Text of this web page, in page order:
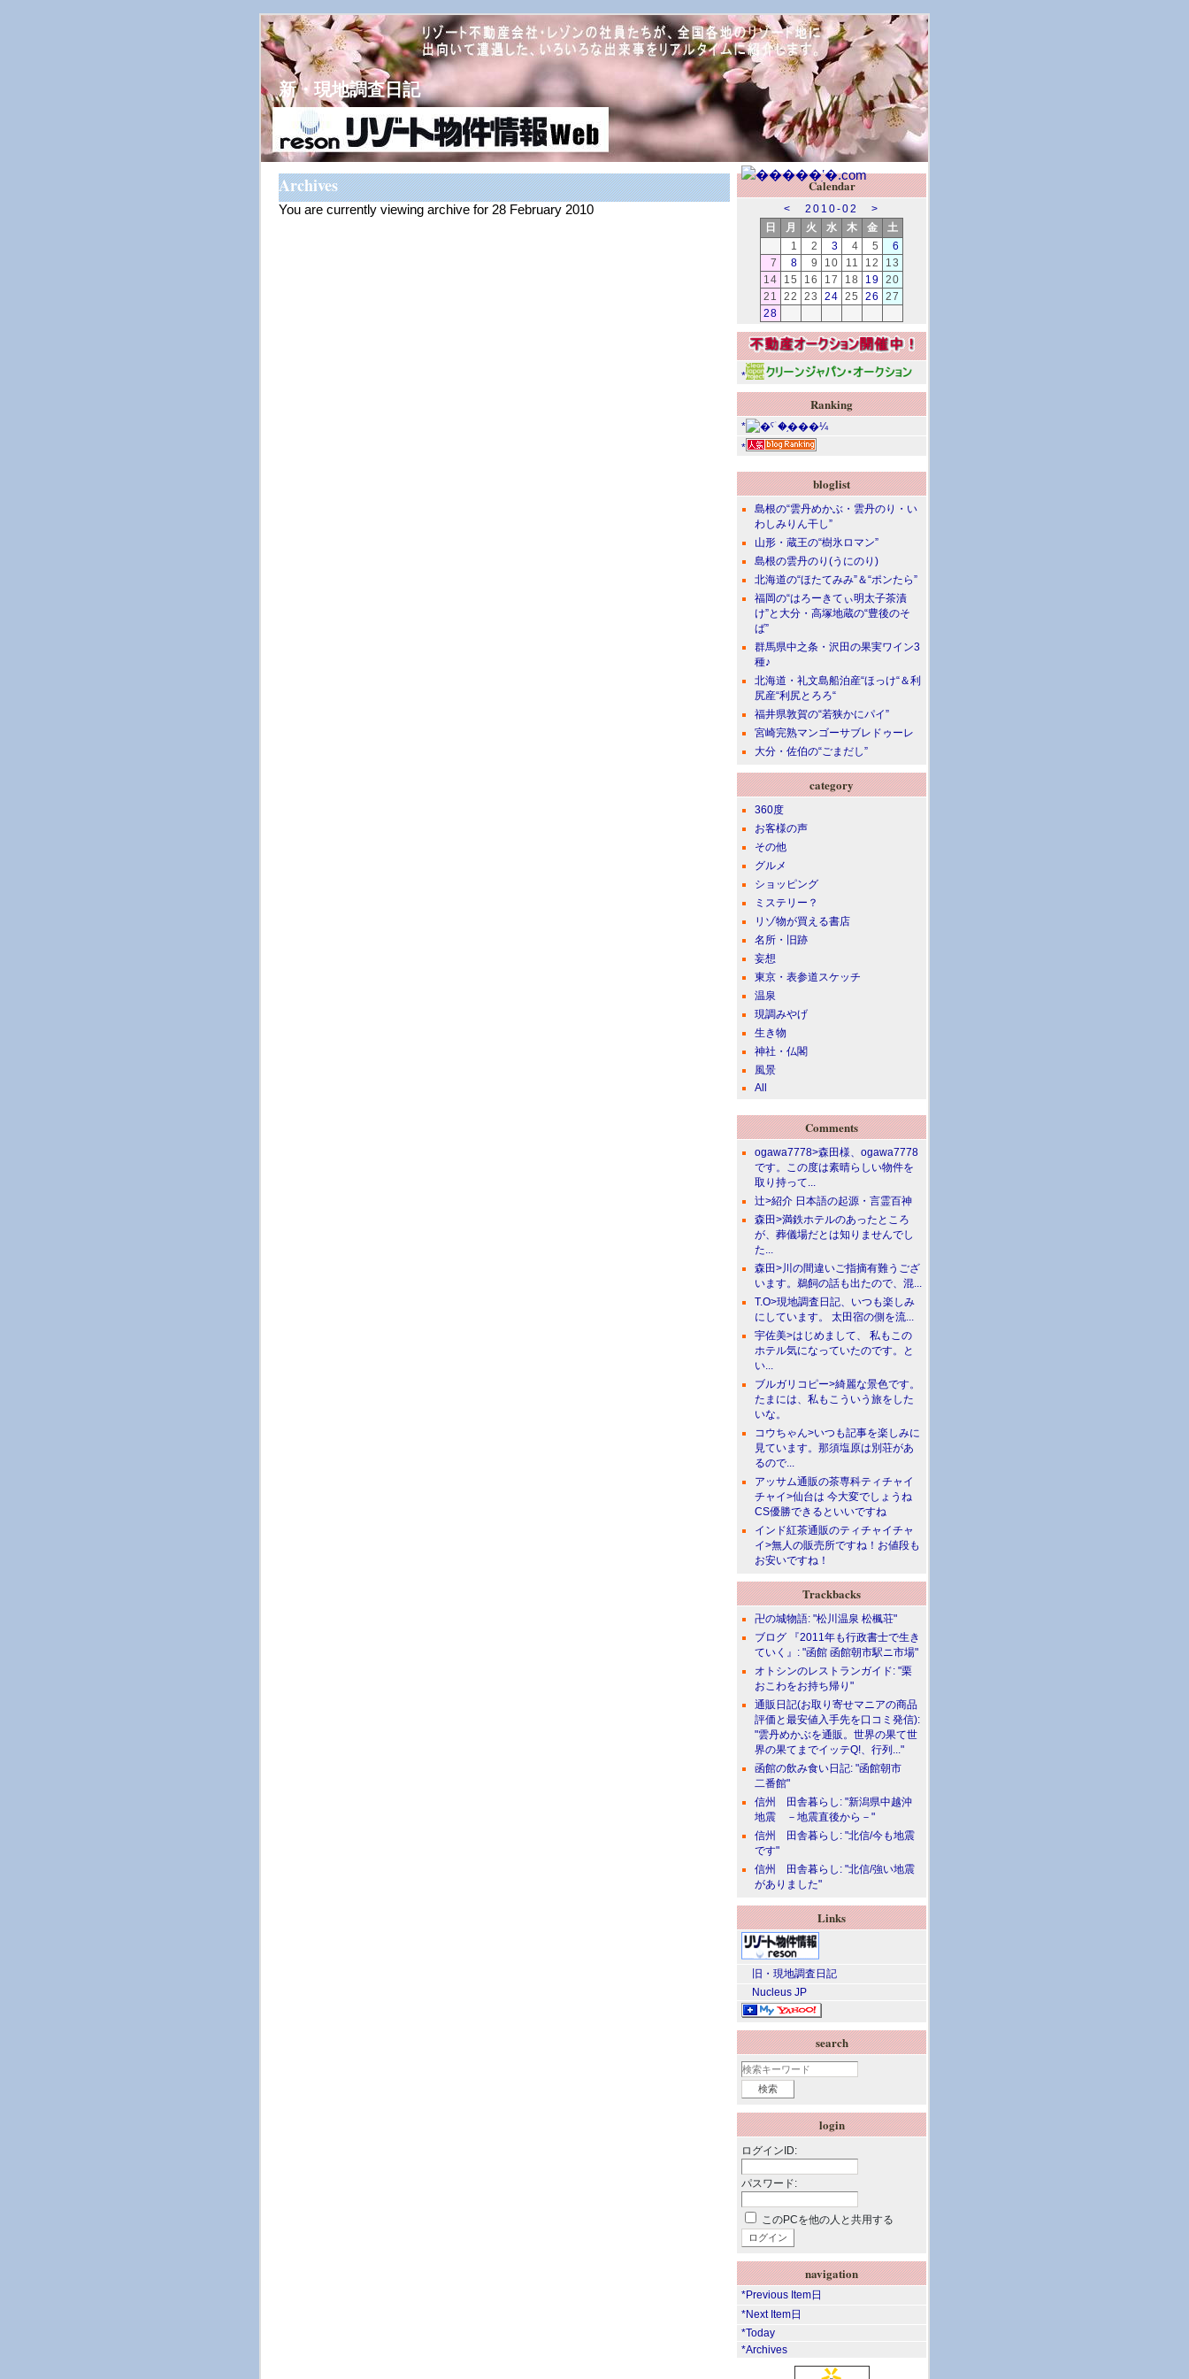
新・現地調査日記
Archives
You are currently viewing archive for 28 February 2010
Calendar
< 2010-02
>
日
月 火 水 木 金
土
1
2 3 4 5
6
7
8 9 10 11 12
13
14
15 16 17 18 19 20
21
22 23 24 25 26
27
28
*
Ranking
*
*
bloglist
島根の“雲丹めかぶ・雲丹のり・い
わしみりん干し”
山形・蔵王の“樹氷ロマン”
島根の雲丹のり(うにのり)
北海道の“ほたてみみ”＆“ポンたら”
福岡の“はろーきてぃ明太子茶漬
け”と大分・高塚地蔵の“豊後のそ
ば”
群馬県中之条・沢田の果実ワイン3
種♪
北海道・礼文島船泊産“ほっけ“＆利
尻産“利尻とろろ“
福井県敦賀の“若狭かにパイ”
宮崎完熟マンゴーサブレドゥーレ
大分・佐伯の“ごまだし”
category
360度
お客様の声
その他
グルメ
ショッピング
ミステリー？
リゾ物が買える書店
名所・旧跡
妄想
東京・表参道スケッチ
温泉
現調みやげ
生き物
神社・仏閣
風景
All
Comments
ogawa7778>森田様、ogawa7778
です。この度は素晴らしい物件を
取り持って...
辻>紹介 日本語の起源・言霊百神
森田>満鉄ホテルのあったところ
が、葬儀場だとは知りませんでし
た...
森田>川の間違いご指摘有難うござ
います。鵜飼の話も出たので、混...
T.O>現地調査日記、いつも楽しみ
にしています。 太田宿の側を流...
宇佐美>はじめまして、 私もこの
ホテル気になっていたのです。と
い...
ブルガリコピー>綺麗な景色です。
たまには、私もこういう旅をした
いな。
コウちゃん>いつも記事を楽しみに
見ています。那須塩原は別荘があ
るので...
アッサム通販の茶専科ティチャイ
チャイ>仙台は 今大変でしょうね
CS優勝できるといいですね
インド紅茶通販のティチャイチャ
イ>無人の販売所ですね！お値段も
お安いですね！
Trackbacks
卍の城物語: "松川温泉 松楓荘"
ブログ 『2011年も行政書士で生き
ていく』: "函館 函館朝市駅ニ市場"
オトシンのレストランガイド: "栗
おこわをお持ち帰り"
通販日記(お取り寄せマニアの商品
評価と最安値入手先を口コミ発信):
"雲丹めかぶを通販。世界の果て世
界の果てまでイッテQ!、行列..."
函館の飲み食い日記: "函館朝市
二番館"
信州 田舎暮らし: "新潟県中越沖
地震 －地震直後から－"
信州 田舎暮らし: "北信/今も地震
です"
信州 田舎暮らし: "北信/強い地震
がありました"
Links
旧・現地調査日記
Nucleus JP
search
login
ログインID:
パスワード:
このPCを他の人と共用する
navigation
*Previous Item日
*Next Item日
*Today
*Archives